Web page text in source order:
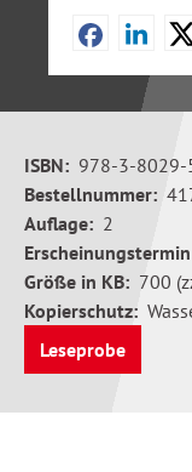
ISBN: 978-3-8029-
Bestellnummer:
Auflage: 2
Größe in KB: 700
Kopierschutz:
Leseprobe